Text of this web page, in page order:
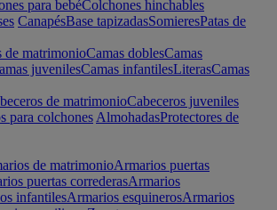
para bebéColchones hinchables
CanapésBase tapizadasSomieresPatas de
de matrimonioCamas doblesCamas
juvenilesCamas infantilesLiterasCamas
de matrimonioCabeceros juveniles
para colchones AlmohadasProtectores de
de matrimonioArmarios puertas
puertas correderasArmarios
infantilesArmarios esquinerosArmarios